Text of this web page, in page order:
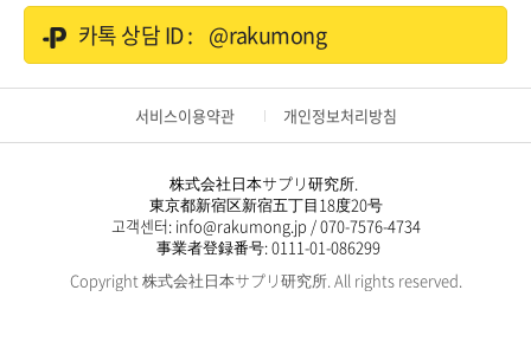
카톡 상담 ID : @rakumong
서비스이용약관 개인정보처리방침
株式会社日本サプリ研究所.
東京都新宿区新宿五丁目18度20号
고객센터: info@rakumong.jp / 070-7576-4734
事業者登録番号: 0111-01-086299
Copyright 株式会社日本サプリ研究所. All rights reserved.